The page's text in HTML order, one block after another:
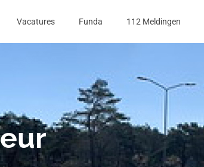
Vacatures Funda 112 Meldingen